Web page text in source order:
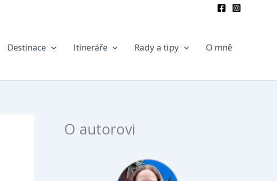
Destinace Itineráře Rady a tipy O mně
O autorovi